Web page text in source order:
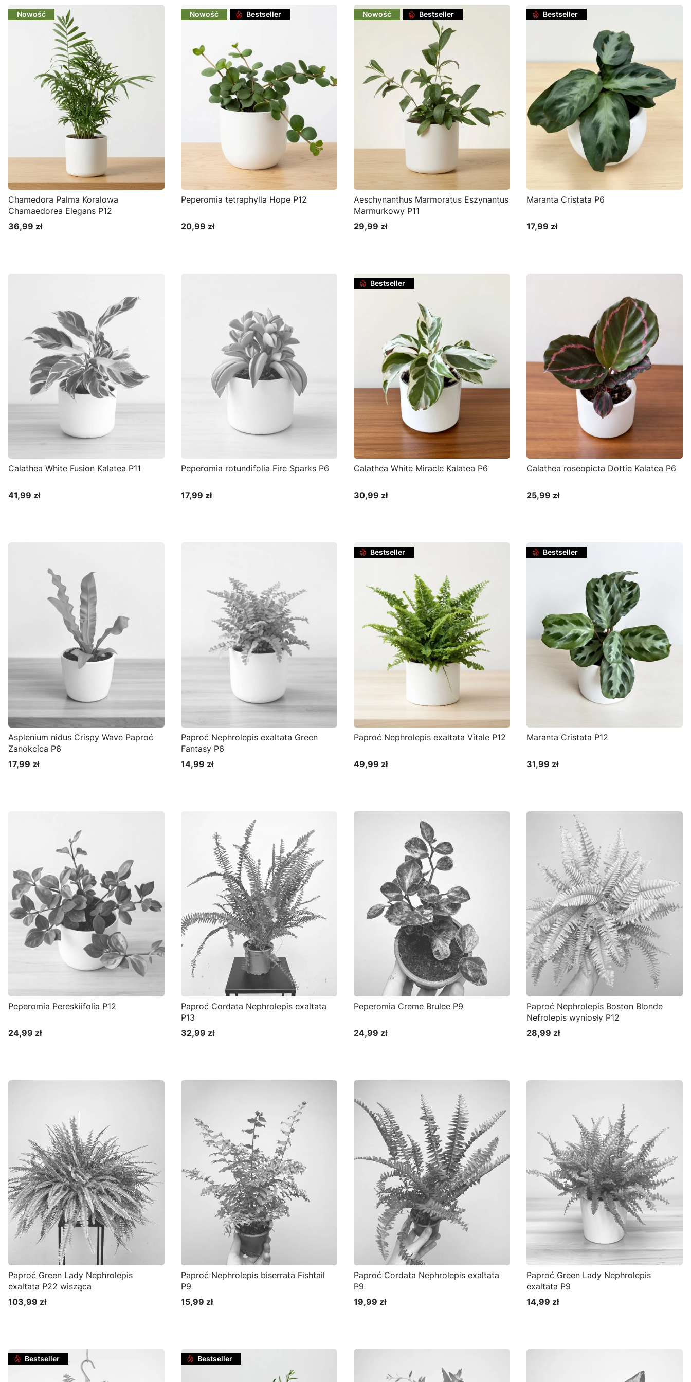
Nowość
Chamedora Palma Koralowa
Chamaedorea Elegans P12
Cena
36,99 zł
Nowość Bestseller
Peperomia tetraphylla Hope P12
Cena
20,99 zł
Nowość Bestseller
Aeschynanthus Marmoratus Eszynantus
Marmurkowy P11
Cena
29,99 zł
Bestseller
Maranta Cristata P6
Cena
17,99 zł
Calathea White Fusion Kalatea P11
Cena
41,99 zł
Peperomia rotundifolia Fire Sparks P6
Cena
17,99 zł
Bestseller
Calathea White Miracle Kalatea P6
Cena
30,99 zł
Calathea roseopicta Dottie Kalatea P6
Cena
25,99 zł
Asplenium nidus Crispy Wave Paproć
Zanokcica P6
Cena
17,99 zł
Paproć Nephrolepis exaltata Green
Fantasy P6
Cena
14,99 zł
Bestseller
Paproć Nephrolepis exaltata Vitale P12
Cena
49,99 zł
Bestseller
Maranta Cristata P12
Cena
31,99 zł
Peperomia Pereskiifolia P12
Cena
24,99 zł
Paproć Cordata Nephrolepis exaltata
P13
Cena
32,99 zł
Peperomia Creme Brulee P9
Cena
24,99 zł
Paproć Nephrolepis Boston Blonde
Nefrolepis wyniosły P12
Cena
28,99 zł
Paproć Green Lady Nephrolepis
exaltata P22 wisząca
Cena
103,99 zł
Paproć Nephrolepis biserrata Fishtail
P9
Cena
15,99 zł
Paproć Cordata Nephrolepis exaltata
P9
Cena
19,99 zł
Paproć Green Lady Nephrolepis
exaltata P9
Cena
14,99 zł
Bestseller Bestseller